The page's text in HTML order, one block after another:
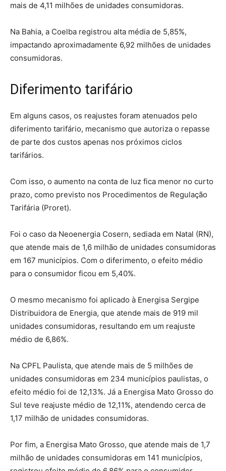
mais de 4,11 milhões de unidades consumidoras.
Na Bahia, a Coelba registrou alta média de 5,85%,
impactando aproximadamente 6,92 milhões de unidades
consumidoras.
Diferimento tarifário
Em alguns casos, os reajustes foram atenuados pelo
diferimento tarifário, mecanismo que autoriza o repasse
de parte dos custos apenas nos próximos ciclos
tarifários.
Com isso, o aumento na conta de luz fica menor no curto
prazo, como previsto nos Procedimentos de Regulação
Tarifária (Proret).
Foi o caso da Neoenergia Cosern, sediada em Natal (RN),
que atende mais de 1,6 milhão de unidades consumidoras
em 167 municípios. Com o diferimento, o efeito médio
para o consumidor ficou em 5,40%.
O mesmo mecanismo foi aplicado à Energisa Sergipe
Distribuidora de Energia, que atende mais de 919 mil
unidades consumidoras, resultando em um reajuste
médio de 6,86%.
Na CPFL Paulista, que atende mais de 5 milhões de
unidades consumidoras em 234 municípios paulistas, o
efeito médio foi de 12,13%. Já a Energisa Mato Grosso do
Sul teve reajuste médio de 12,11%, atendendo cerca de
1,17 milhão de unidades consumidoras.
Por fim, a Energisa Mato Grosso, que atende mais de 1,7
milhão de unidades consumidoras em 141 municípios,